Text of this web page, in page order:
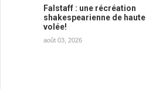
Falstaff : une récréation
shakespearienne de haute
volée!
août 03, 2026